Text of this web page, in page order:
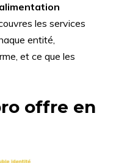
les services
entité,
et ce que les
offre en